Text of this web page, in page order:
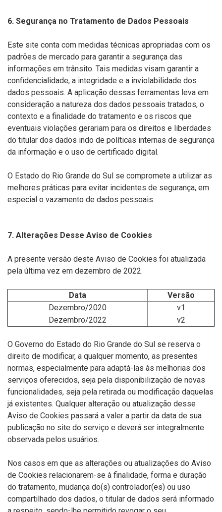
6. Segurança no Tratamento de Dados Pessoais
Este site conta com medidas técnicas apropriadas com os
padrões de mercado para garantir a segurança das
informações em trânsito. Tais medidas visam garantir a
confidencialidade, a integridade e a inviolabilidade dos
dados pessoais. A aplicação dessas ferramentas leva em
consideração a natureza dos dados pessoais tratados, o
contexto e a finalidade do tratamento e os riscos que
eventuais violações gerariam para os direitos e liberdades
do titular dos dados indo de políticas internas de segurança
da informação e o uso de certificado digital.
O Estado do Rio Grande do Sul se compromete a utilizar as
melhores práticas para evitar incidentes de segurança, em
especial o vazamento de dados pessoais.
7. Alterações Desse Aviso de Cookies
A presente versão deste Aviso de Cookies foi atualizada
pela última vez em dezembro de 2022.
Data
Versão
Dezembro/2020
v1
Dezembro/2022
v2
O Governo do Estado do Rio Grande do Sul se reserva o
direito de modificar, a qualquer momento, as presentes
normas, especialmente para adaptá-las às melhorias dos
serviços oferecidos, seja pela disponibilização de novas
funcionalidades, seja pela retirada ou modificação daquelas
já existentes. Qualquer alteração ou atualização desse
Aviso de Cookies passará a valer a partir da data de sua
publicação no site do serviço e deverá ser integralmente
observada pelos usuários.
Nos casos em que as alterações ou atualizações do Aviso
de Cookies relacionarem-se à finalidade, forma e duração
do tratamento, mudança do(s) controlador(es) ou uso
compartilhado dos dados, o titular de dados será informado